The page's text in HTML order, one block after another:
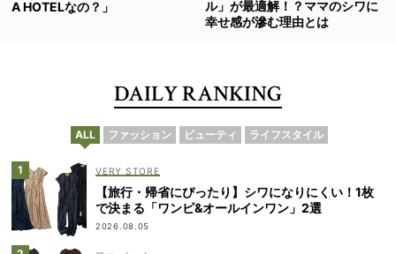
A HOTELなの？」
ル」が最適解！？ママのシワに
幸せ感が滲む理由とは
DAILY RANKING
ALL ファッション ビューティ ライフスタイル
VERY STORE
【旅行・帰省にぴったり】シワになりにくい！1枚
で決まる「ワンピ&オールインワン」2選
2026.08.05